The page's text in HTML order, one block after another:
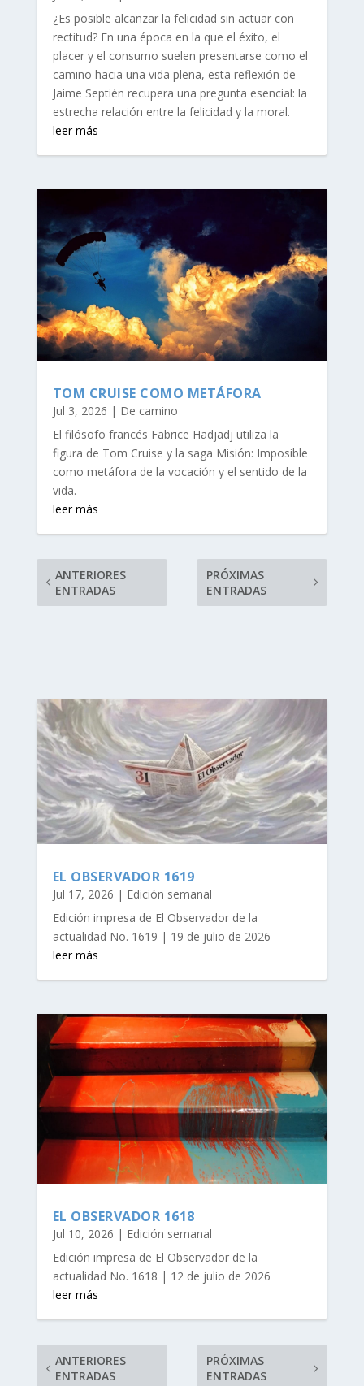
¿Es posible alcanzar la felicidad sin actuar con
rectitud? En una época en la que el éxito, el
placer y el consumo suelen presentarse como el
camino hacia una vida plena, esta reflexión de
Jaime Septién recupera una pregunta esencial: la
estrecha relación entre la felicidad y la moral.
leer más
TOM CRUISE COMO METÁFORA
Jul 3, 2026 | De camino
El filósofo francés Fabrice Hadjadj utiliza la
figura de Tom Cruise y la saga Misión: Imposible
como metáfora de la vocación y el sentido de la
vida.
leer más
ANTERIORES
ENTRADAS
PRÓXIMAS
ENTRADAS
EL OBSERVADOR 1619
Jul 17, 2026 | Edición semanal
Edición impresa de El Observador de la
actualidad No. 1619 | 19 de julio de 2026
leer más
EL OBSERVADOR 1618
Jul 10, 2026 | Edición semanal
Edición impresa de El Observador de la
actualidad No. 1618 | 12 de julio de 2026
leer más
ANTERIORES
ENTRADAS
PRÓXIMAS
ENTRADAS